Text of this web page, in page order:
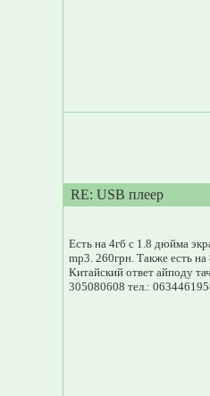
RE: USB плеер
Есть на 4гб с 1.8 дюйма
mp3. 260грн. Также есть
Китайский ответ айподу
305080608 тел.: